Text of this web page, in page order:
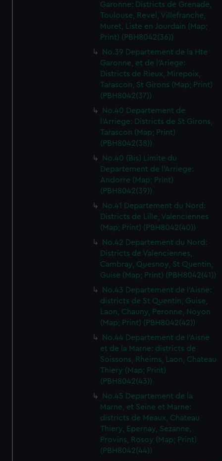
Garonne: Districts de Grenade,
Toulouse, Revel, Villefranche,
Muret, Liste en Jourdain (Map;
Print) (PBH8042(36))
No.39 Departement de la Hte
Garonne, et de l'Ariege:
Districts de Rieux, Mirepoix,
Tarascon, St Girons (Map; Print)
(PBH8042(37))
No.40 Departement de
l'Arriege: Districts de St Girons,
Tarascon (Map; Print)
(PBH8042(38))
No.40 (Bis) Limite du
Departement de l'Arriege:
Andorre (Map; Print)
(PBH8042(39))
No.41 Departement du Nord:
Districts de Lille, Valenciennes
(Map; Print) (PBH8042(40))
No.42 Departement du Nord:
Districts de Valenciennes,
Cambray, Quesnoy, St Quentin,
Guise (Map; Print) (PBH8042(41))
No.43 Departement de l'Aisne:
districts de St Quentin, Guise,
Laon, Chauny, Peronne, Noyon
(Map; Print) (PBH8042(42))
No.44 Departement de l'Aisne
et de la Marne: districts de
Soissons, Rheims, Laon, Chateau
Thiery (Map; Print)
(PBH8042(43))
No.45 Departement de la
Marne, et Seine et Marne:
districts de Meaux, Chateau
Thiery, Epernay, Sezanne,
Provins, Rosoy (Map; Print)
(PBH8042(44))